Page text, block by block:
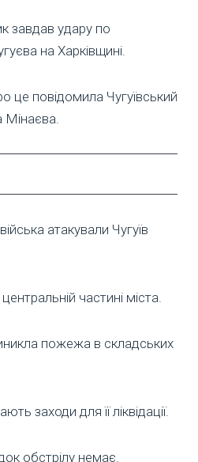
завдав удару по
на Харківщині.
це повідомила Чугуївський
Мінаєва.
атакували Чугуїв
частині міста.
пожежа в складських
заходи для її ліквідації.
обстрілу немає.